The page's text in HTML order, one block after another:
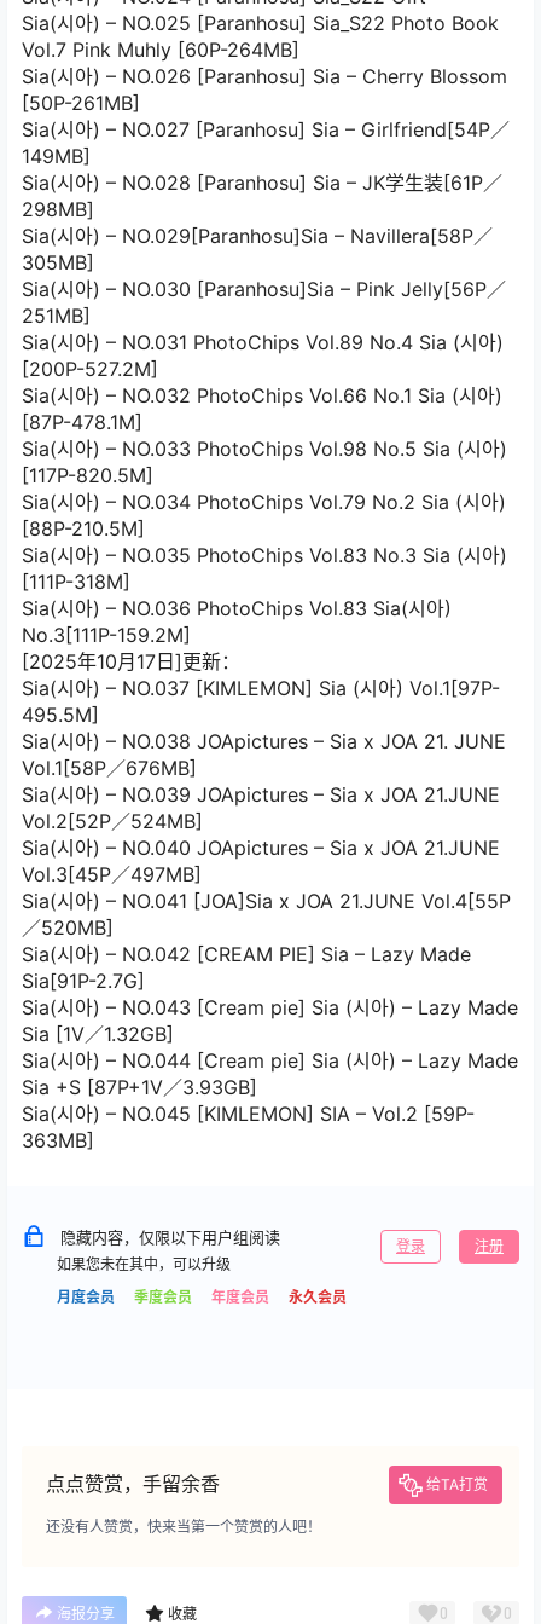
Sia(시아) – NO.025 [Paranhosu] Sia_S22 Photo Book
Vol.7 Pink Muhly [60P-264MB]
Sia(시아) – NO.026 [Paranhosu] Sia – Cherry Blossom
[50P-261MB]
Sia(시아) – NO.027 [Paranhosu] Sia – Girlfriend[54P／
149MB]
Sia(시아) – NO.028 [Paranhosu] Sia – JK学生装[61P／
298MB]
Sia(시아) – NO.029[Paranhosu]Sia – Navillera[58P／
305MB]
Sia(시아) – NO.030 [Paranhosu]Sia – Pink Jelly[56P／
251MB]
Sia(시아) – NO.031 PhotoChips Vol.89 No.4 Sia (시아)
[200P-527.2M]
Sia(시아) – NO.032 PhotoChips Vol.66 No.1 Sia (시아)
[87P-478.1M]
Sia(시아) – NO.033 PhotoChips Vol.98 No.5 Sia (시아)
[117P-820.5M]
Sia(시아) – NO.034 PhotoChips Vol.79 No.2 Sia (시아)
[88P-210.5M]
Sia(시아) – NO.035 PhotoChips Vol.83 No.3 Sia (시아)
[111P-318M]
Sia(시아) – NO.036 PhotoChips Vol.83 Sia(시아)
No.3[111P-159.2M]
[2025年10月17日]更新：
Sia(시아) – NO.037 [KIMLEMON] Sia (시아) Vol.1[97P-
495.5M]
Sia(시아) – NO.038 JOApictures – Sia x JOA 21. JUNE
Vol.1[58P／676MB]
Sia(시아) – NO.039 JOApictures – Sia x JOA 21.JUNE
Vol.2[52P／524MB]
Sia(시아) – NO.040 JOApictures – Sia x JOA 21.JUNE
Vol.3[45P／497MB]
Sia(시아) – NO.041 [JOA]Sia x JOA 21.JUNE Vol.4[55P
／520MB]
Sia(시아) – NO.042 [CREAM PIE] Sia – Lazy Made
Sia[91P-2.7G]
Sia(시아) – NO.043 [Cream pie] Sia (시아) – Lazy Made
Sia [1V／1.32GB]
Sia(시아) – NO.044 [Cream pie] Sia (시아) – Lazy Made
Sia +S [87P+1V／3.93GB]
Sia(시아) – NO.045 [KIMLEMON] SIA – Vol.2 [59P-
363MB]
隐藏内容，仅限以下用户组阅读
如果您未在其中，可以升级
月度会员
季度会员 年度会员 永久会员
登录 注册
点点赞赏，手留余香 给TA打赏
还没有人赞赏，快来当第一个赞赏的人吧！
海报分享 收藏 0 0